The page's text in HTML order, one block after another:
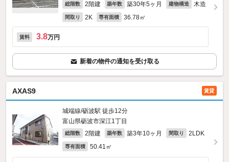
総階数 2階建 築年数 築30年5ヶ月 建物構造 木造
間取り 2K 専有面積 36.78㎡
賃料 3.8万円
新着の物件の通知を受け取る
AXAS9 賃貸
城端線/砺波駅 徒歩12分
富山県砺波市深江1丁目
総階数 2階建 築年数 築3年10ヶ月 間取り 2LDK
専有面積 50.41㎡